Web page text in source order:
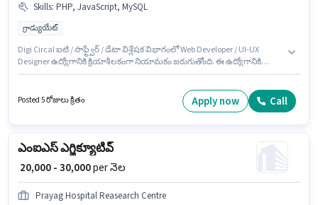
Skills: PHP, JavaScript, MySQL
గ్రాడ్యుయేట్
Digi Circal ఐటి / సాఫ్ట్వేర్ / డేటా విశ్లేషక విభాగంలో Web Developer / UI-UX
Designer ఉద్యోగానికి క్రియాశీలకంగా నియామకం జరుగుతోంది. ఈ ఉద్యోగానికి
₹25000 వరకు సంపాదించవచ్చు. ఈ ఉద్యోగానికి Fixed జీతం అందుబాటులో ఉంది. ఈ
ఉద్యోగం సెక్టర్ 2 నోయిడా, నోయిడా లో ఉంది. దరఖాస్తుదారులు కనీసం గ్రాడ్యుయేట్
Posted 5 రోజులు క్రితం Apply now Call
ఎంఐఎస్ ఎగ్జిక్యూటివ్
₹ 20,000 - 30,000per నెల
Prayag Hospital Reasearch Centre